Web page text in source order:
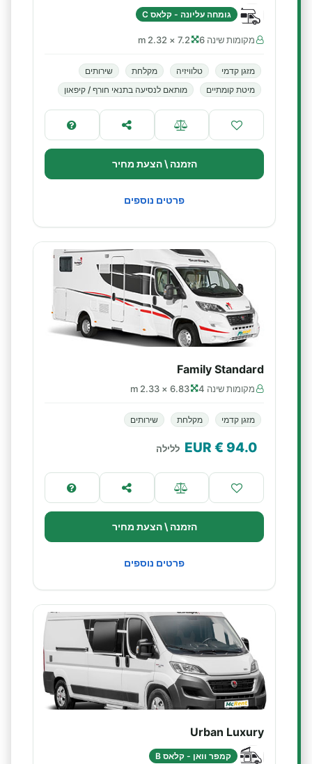
גומחה עליונה - קלאס C
מקומות שינה 6 7.2 × 2.32 m
מזגן קדמי טלוויזיה מקלחת
שירותים
מיטת קומתיים
מותאם לנסיעה בתנאי חורף / קיפאון
הזמנה \ הצעת מחיר
פרטים נוספים
Family Standard
מקומות שינה 4 6.83 × 2.33 m
מזגן קדמי מקלחת שירותים
94.0
€ EUR ללילה
הזמנה \ הצעת מחיר
פרטים נוספים
Urban Luxury
קמפר וואן - קלאס B